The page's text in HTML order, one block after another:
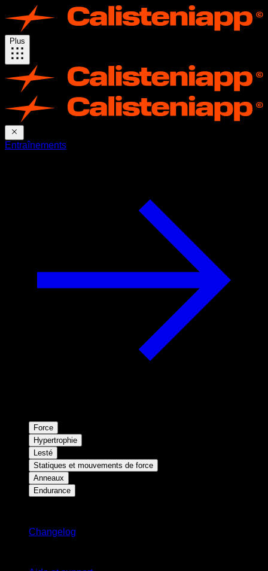
Plus
Entraînements
Force
Hypertrophie
Lesté
Statiques et mouvements de force
Anneaux
Endurance
Changelog